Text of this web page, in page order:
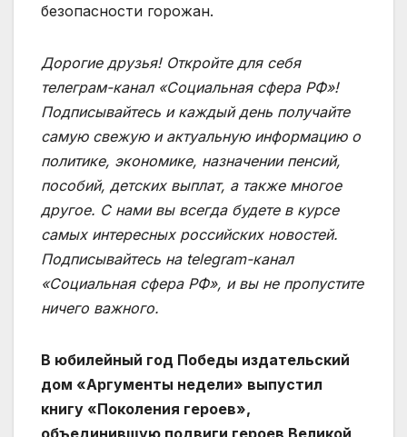
безопасности горожан.
Дорогие друзья! Откройте для себя
телеграм-канал «Социальная сфера РФ»!
Подписывайтесь и каждый день получайте
самую свежую и актуальную информацию о
политике, экономике, назначении пенсий,
пособий, детских выплат, а также многое
другое. С нами вы всегда будете в курсе
самых интересных российских новостей.
Подписывайтесь на telegram-канал
«Социальная сфера РФ», и вы не пропустите
ничего важного.
В юбилейный год Победы издательский
дом «Аргументы недели» выпустил
книгу «Поколения героев»,
объединившую подвиги героев Великой